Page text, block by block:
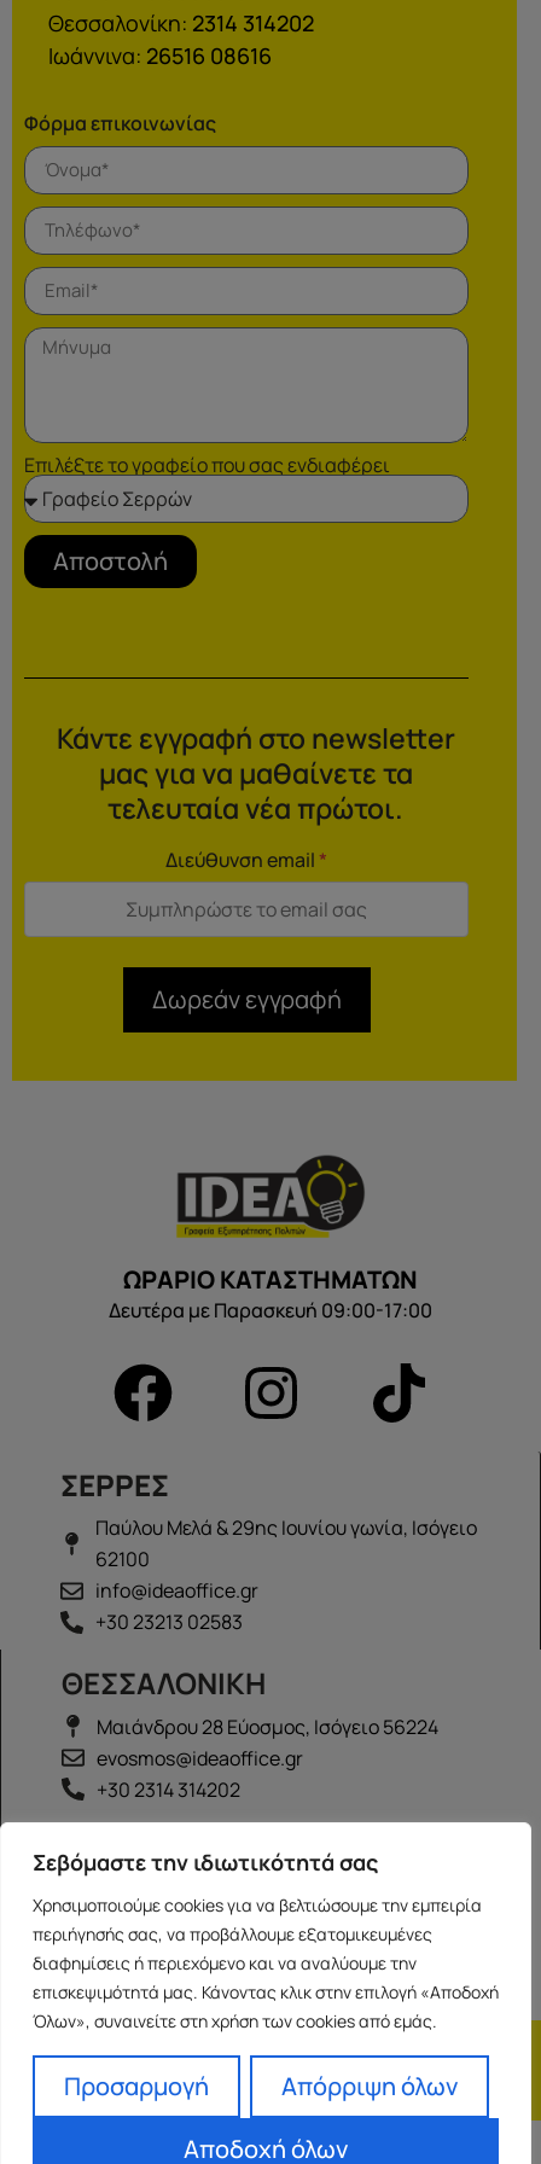
Σεβόμαστε την ιδιωτικότητά σας
Χρησιμοποιούμε cookies για να βελτιώσουμε την εμπειρία
περιήγησής σας, να προβάλλουμε εξατομικευμένες
διαφημίσεις ή περιεχόμενο και να αναλύουμε την
επισκεψιμότητά μας. Κάνοντας κλικ στην επιλογή «Αποδοχή
Όλων», συναινείτε στη χρήση των cookies από εμάς.
Προσαρμογή
Απόρριψη όλων
Αποδοχή όλων
Θεσσαλονίκη: 2314 314202
Ιωάννινα: 26516 08616
Φόρμα επικοινωνίας
Επιλέξτε το γραφείο που σας ενδιαφέρει
Αποστολή
Κάντε εγγραφή στο newsletter
μας για να μαθαίνετε τα
τελευταία νέα πρώτοι.
Διεύθυνση email*
Δωρεάν εγγραφή
ΩΡΑΡΙΟ ΚΑΤΑΣΤΗΜΑΤΩΝ
Δευτέρα με Παρασκευή 09:00-17:00
ΣΕΡΡΕΣ
Παύλου Μελά & 29ης Ιουνίου γωνία, Ισόγειο
62100
info@ideaoffice.gr
+30 23213 02583
ΘΕΣΣΑΛΟΝΙΚΗ
Μαιάνδρου 28 Εύοσμος, Ισόγειο 56224
evosmos@ideaoffice.gr
+30 2314 314202
ΙΩΑΝΝΙΝΑ
Γεώργιου Καραϊσκάκη 38, Ισόγειο 45444
ioannina@ideaoffice.gr
+30 26516 08616
Franchise
Όροι Χρήσης